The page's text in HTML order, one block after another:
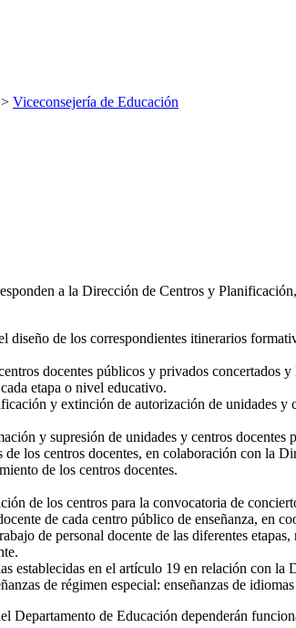
> Viceconsejería de Educación
a la Dirección de Centros y
de los correspondientes itinerarios
docentes públicos y privados concertados
etapa o nivel educativo.
y extinción de autorización de unidades y
y supresión de unidades y centros docentes
los centros docentes, en colaboración con la
de los centros docentes.
de los centros para la convocatoria de
de cada centro público de enseñanza,
de personal docente de las diferentes
establecidas en el artículo 19 en relación con
de régimen especial: enseñanzas de
Departamento de Educación dependerán